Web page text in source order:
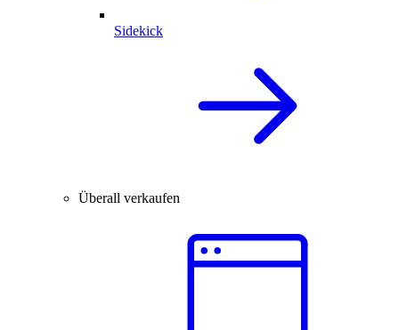
Sidekick
Überall verkaufen